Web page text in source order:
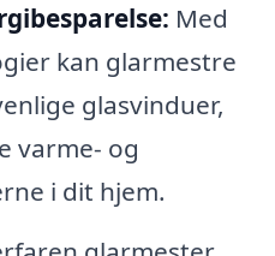
Med
kan glarmestre
glasvinduer,
varme- og
i dit hjem.